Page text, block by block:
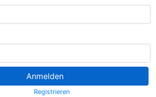
Anmelden
Registrieren